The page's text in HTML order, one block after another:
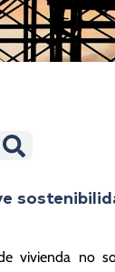
vivienda no